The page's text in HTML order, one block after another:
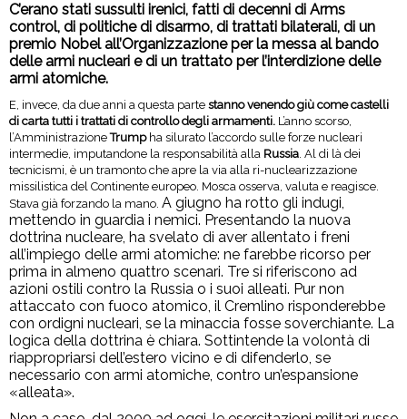
C’erano stati sussulti irenici, fatti di decenni di Arms
control, di politiche di disarmo, di trattati bilaterali, di un
premio Nobel all’Organizzazione per la messa al bando
delle armi nucleari e di un trattato per l’interdizione delle
armi atomiche.
E, invece, da due anni a questa parte stanno venendo giù come castelli
di carta tutti i trattati di controllo degli armamenti. L’anno scorso,
l’AmministrazioneTrumpha silurato l’accordo sulle forze nucleari
intermedie, imputandone la responsabilità alla Russia. Al di là dei
tecnicismi, è un tramonto che apre la via alla ri-nuclearizzazione
missilistica del Continente europeo. Mosca osserva, valuta e reagisce.
Stava già forzando la mano. A giugno ha rotto gli indugi,
mettendo in guardia i nemici. Presentando la nuova
dottrina nucleare, ha svelato di aver allentato i freni
all’impiego delle armi atomiche: ne farebbe ricorso per
prima in almeno quattro scenari. Tre si riferiscono ad
azioni ostili contro la Russia o i suoi alleati. Pur non
attaccato con fuoco atomico, il Cremlino risponderebbe
con ordigni nucleari, se la minaccia fosse soverchiante. La
logica della dottrina è chiara. Sottintende la volontà di
riappropriarsi dell’estero vicino e di difenderlo, se
necessario con armi atomiche, contro un’espansione
«alleata».